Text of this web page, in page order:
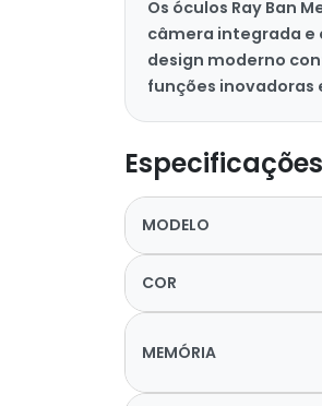
Os óculos Ray Ban
câmera integrada e
design moderno
funções inovadoras
Especificações
MODELO
COR
MEMÓRIA